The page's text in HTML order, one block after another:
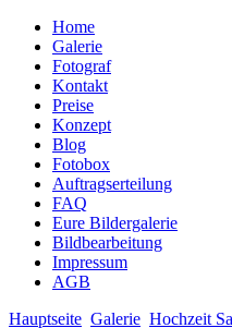
Home
Galerie
Fotograf
Kontakt
Preise
Konzept
Blog
Fotobox
Auftragserteilung
FAQ
Eure Bildergalerie
Bildbearbeitung
Impressum
AGB
Hauptseite Galerie Hochzeit